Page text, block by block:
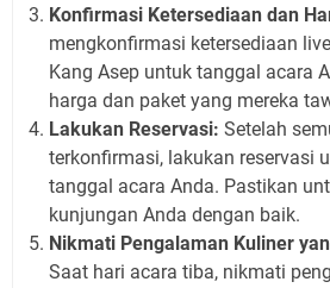
Konfirmasi Ketersediaan dan
mengkonfirmasi ketersediaan
Kang Asep untuk tanggal acara
harga dan paket yang mereka
Lakukan Reservasi: Setelah
terkonfirmasi, lakukan reservasi
tanggal acara Anda. Pastikan
kunjungan Anda dengan baik.
Nikmati Pengalaman Kuliner
Saat hari acara tiba, nikmati